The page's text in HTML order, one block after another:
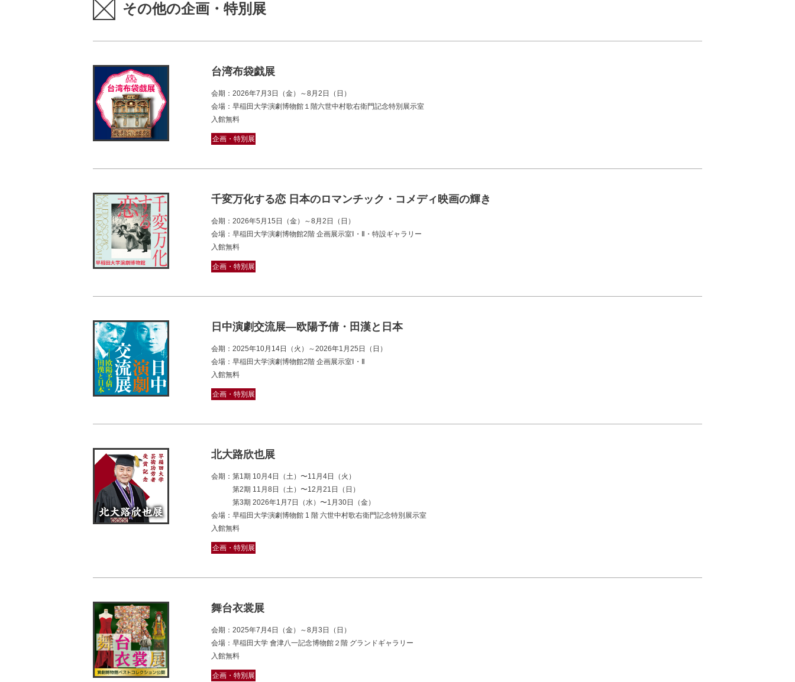
その他の企画・特別展
台湾布袋戯展
会期：2026年7月3日（金）～8月2日（日）
会場：早稲田大学演劇博物館１階六世中村歌右衛門記念特別展示室
入館無料
企画・特別展
千変万化する恋 日本のロマンチック・コメディ映画の輝き
会期：2026年5月15日（金）～8月2日（日）
会場：早稲田大学演劇博物館2階 企画展示室Ⅰ・Ⅱ・特設ギャラリー
入館無料
企画・特別展
日中演劇交流展―欧陽予倩・田漢と日本
会期：2025年10月14日（火）～2026年1月25日（日）
会場：早稲田大学演劇博物館2階 企画展示室Ⅰ・Ⅱ
入館無料
企画・特別展
北大路欣也展
会期：第1期 10月4日（土）〜11月4日（火）
第2期 11月8日（土）〜12月21日（日）
第3期 2026年1月7日（⽔）〜1月30日（金）
会場：早稲田大学演劇博物館 1 階 六世中村歌右衛門記念特別展示室
入館無料
企画・特別展
舞台衣裳展
会期：2025年7月4日（金）～8月3日（日）
会場：早稲田大学 會津八一記念博物館２階 グランドギャラリー
入館無料
企画・特別展